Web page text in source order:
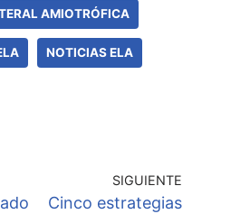
AMIOTRÓFICA
NOTICIAS ELA
SIGUIENTE
Cinco estrategias